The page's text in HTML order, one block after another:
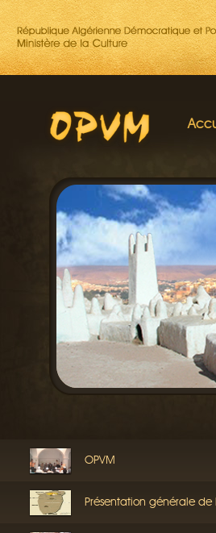
OPVM
Présentation générale de